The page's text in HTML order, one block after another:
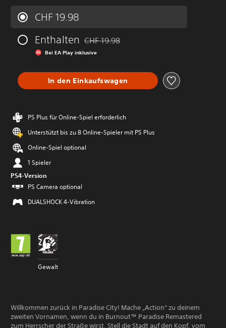
CHF 19.98
Enthalten Preisnachlass gegenüber dem
CHF 19.98
Bei EA Play inklusive
In den Einkaufswagen
PS Plus für Online-Spiel erforderlich
Unterstützt bis zu 8 Online-Spieler mit PS Plus
Online-Spiel optional
1 Spieler
PS4-Version
PS Camera optional
DUALSHOCK 4-Vibration
Gewalt
Willkommen zurück in Paradise City! Mache „Action“ zu deinem
zweiten Vornamen, wenn du in Burnout™ Paradise Remastered
zum Herrscher der Straße wirst. Stell die Stadt auf den Kopf, vom